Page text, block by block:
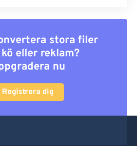
stora filer
eller reklam?
nu
Registrera dig